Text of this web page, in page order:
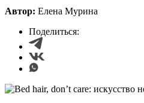
Автор: Елена Мурина
Поделиться: